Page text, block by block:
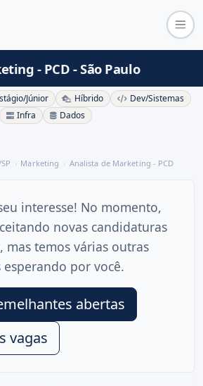
- PCD - São Paulo
Júnior Híbrido
Dev/Sistemas
Infra
Dados
Marketing Analista de Marketing - PCD
interesse! No momento,
novas candidaturas
mas temos várias outras
por você.
abertas
vagas